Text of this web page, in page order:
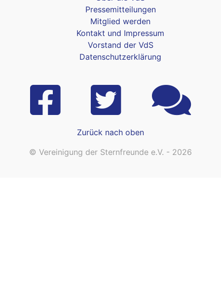
Pressemitteilungen
Mitglied werden
Kontakt und Impressum
Vorstand der VdS
Datenschutzerklärung
Zurück nach oben
© Vereinigung der Sternfreunde e.V. - 2026